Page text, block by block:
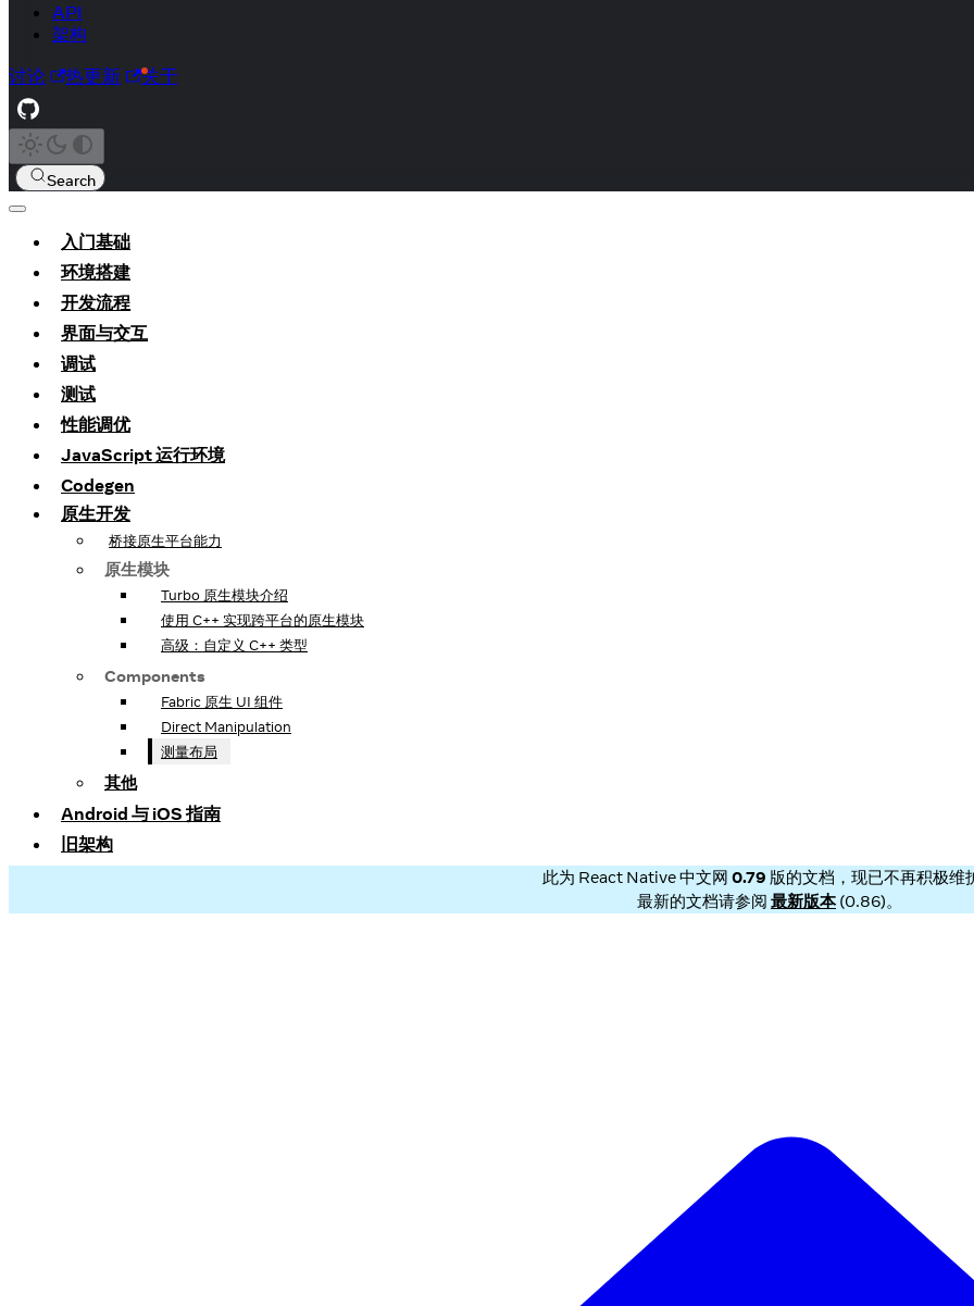
API
架构
讨论 热更新 关于
Search
入门基础
环境搭建
开发流程
界面与交互
调试
测试
性能调优
JavaScript 运行环境
Codegen
原生开发
桥接原生平台能力
原生模块
Turbo 原生模块介绍
使用 C++ 实现跨平台的原生模块
高级：自定义 C++ 类型
Components
Fabric 原生 UI 组件
Direct Manipulation
测量布局
其他
Android 与 iOS 指南
旧架构
此为 React Native 中文网 0.79 版的文档，现已不再积极维
最新的文档请参阅 最新版本(0.86)。